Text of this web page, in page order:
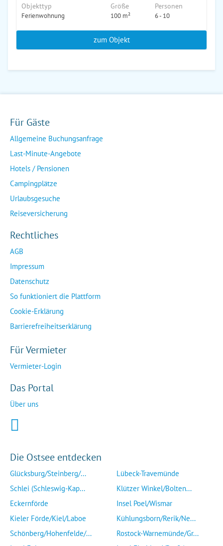
Objekttyp
Ferienwohnung
Größe
100 m²
Personen
6 - 10
zum Objekt
Für Gäste
Allgemeine Buchungsanfrage
Last-Minute-Angebote
Hotels / Pensionen
Campingplätze
Urlaubsgesuche
Reiseversicherung
Rechtliches
AGB
Impressum
Datenschutz
So funktioniert die Plattform
Cookie-Erklärung
Barrierefreiheitserklärung
Für Vermieter
Vermieter-Login
Das Portal
Über uns
Die Ostsee entdecken
Glücksburg/Steinberg/...
Schlei (Schleswig-Kap...
Eckernförde
Kieler Förde/Kiel/Laboe
Schönberg/Hohenfelde/...
Lübeck-Travemünde
Klützer Winkel/Bolten...
Insel Poel/Wismar
Kühlungsborn/Rerik/Ne...
Rostock-Warnemünde/Gr...